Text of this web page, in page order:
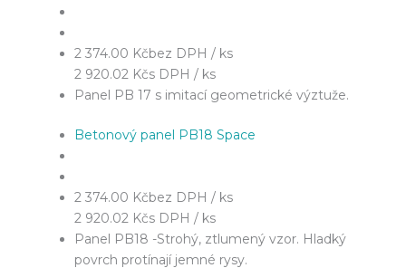
2 374.00 Kčbez DPH / ks
2 920.02 Kčs DPH / ks
Panel PB 17 s imitací geometrické výztuže.
Betonový panel PB18 Space
2 374.00 Kčbez DPH / ks
2 920.02 Kčs DPH / ks
Panel PB18 -Strohý, ztlumený vzor. Hladký
povrch protínají jemné rysy.